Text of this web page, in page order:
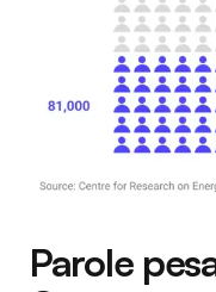
Parole